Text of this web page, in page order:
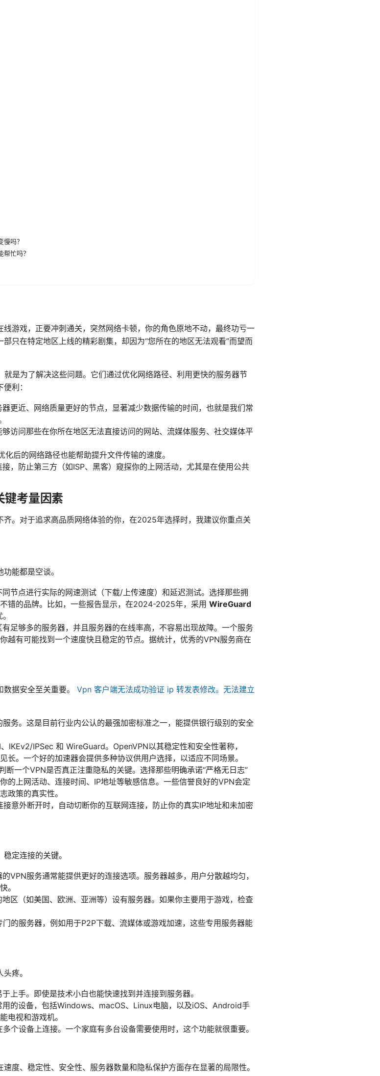
吗？
忙吗？
游戏，正要冲刺通关，突然网络卡顿，你的角色原地不动，最终功亏一
只在特定地区上线的精彩剧集，却因为“您所在的地区无法观看”而望而
是为了解决这些问题。它们通过优化网络路径、利用更快的服务器节
利：
更近、网络质量更好的节点，显著减少数据传输的时间，也就是我们常
访问那些在你所在地区无法直接访问的网站、流媒体服务、社交媒体平
化后的网络路径也能帮助提升文件传输的速度。
，防止第三方（如ISP、黑客）窥探你的上网活动，尤其是在使用公共
键考量因素
。对于追求高品质网络体验的你，在2025年选择时，我建议你重点关
能都是空谈。
节点进行实际的网速测试（下载/上传速度）和延迟测试。选择那些拥
错的品牌。比如，一些报告显示，在2024-2025年，采用 WireGuard
足够多的服务器，并且服务器的在线率高，不容易出现故障。一个服务
越有可能找到一个速度快且稳定的节点。据统计，优秀的VPN服务商在
据安全至关重要。 Vpn 客户端无法成功验证 ip 转发表修改。无法建立
服务。这是目前行业内公认的最强加密标准之一，能提供银行级别的安全
IKEv2/IPSec 和 WireGuard。OpenVPN以其稳定性和安全性著称，
长。一个好的加速器会提供多种协议供用户选择，以适应不同场景。
断一个VPN是否真正注重隐私的关键。选择那些明确承诺“严格无日志”
的上网活动、连接时间、IP地址等敏感信息。一些信誉良好的VPN会定
政策的真实性。
意外断开时，自动切断你的互联网连接，防止你的真实IP地址和未加密
定连接的关键。
VPN服务通常能提供更好的连接选项。服务器越多，用户分散越均匀，
。
区（如美国、欧洲、亚洲等）设有服务器。如果你主要用于游戏，检查
的服务器，例如用于P2P下载、流媒体或游戏加速，这些专用服务器能
疼。
上手。即使是技术小白也能快速找到并连接到服务器。
用的设备，包括Windows、macOS、Linux电脑，以及iOS、Android手
电视和游戏机。
个设备上连接。一个家庭有多台设备需要使用时，这个功能就很重要。
度、稳定性、安全性、服务器数量和隐私保护方面存在显著的局限性。